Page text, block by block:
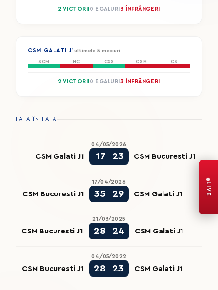
2 VICTORII 0 EGALURI 3 ÎNFRÂNGERI
CSM GALATI J1 ultimele 5 meciuri
SCM HC CSS CSM CS
2 VICTORII 0 EGALURI 3 ÎNFRÂNGERI
FAȚĂ ÎN FAȚĂ
04/05/2026
CSM Galati J1 17 23 CSM Bucuresti J1
17/04/2026
CSM Bucuresti J1 35 29 CSM Galati J1
21/03/2025
CSM Bucuresti J1 28 24 CSM Galati J1
04/05/2022
CSM Bucuresti J1 28 23 CSM Galati J1
LIVE